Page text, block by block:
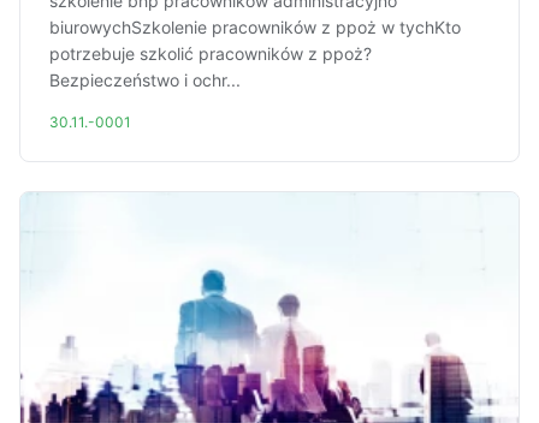
biurowychSzkolenie pracowników z ppoż w tychKto
potrzebuje szkolić pracowników z ppoż?
Bezpieczeństwo i ochr...
30.11.-0001